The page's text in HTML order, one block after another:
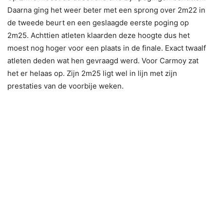
Daarna ging het weer beter met een sprong over 2m22 in
de tweede beurt en een geslaagde eerste poging op
2m25. Achttien atleten klaarden deze hoogte dus het
moest nog hoger voor een plaats in de finale. Exact twaalf
atleten deden wat hen gevraagd werd. Voor Carmoy zat
het er helaas op. Zijn 2m25 ligt wel in lijn met zijn
prestaties van de voorbije weken.